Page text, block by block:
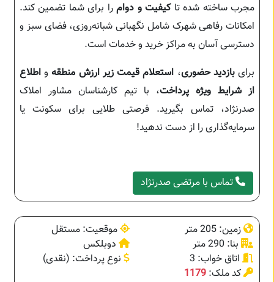
مجرب ساخته شده تاکیفیت و دوامرا برای شما تضمین کند.
امکانات رفاهی شهرک شامل نگهبانی شبانه‌روزی، فضای سبز و
دسترسی آسان به مراکز خرید و خدمات است.
برایبازدید حضوری، استعلام قیمت زیر ارزش منطقهو اطلاع
از شرایط ویژه پرداخت، با تیم کارشناسان مشاور املاک
صدرنژاد، تماس بگیرید. فرصتی طلایی برای سکونت یا
سرمایه‌گذاری را از دست ندهید!
تماس با مرتضی صدرنژاد
زمین: 205 متر
موقعیت: مستقل
بنا: 290 متر
دوبلکس
اتاق خواب: 3
نوع پرداخت: (نقدی)
کد ملک: 1179